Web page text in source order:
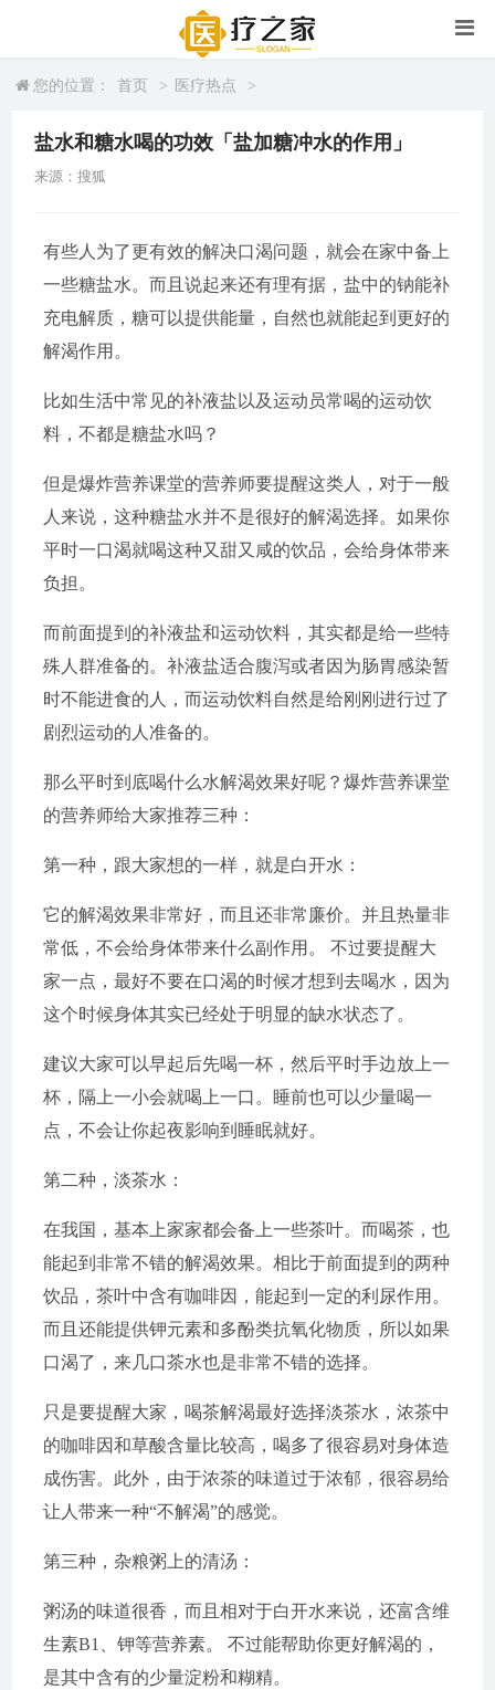
您的位置： 首页 > 医疗热点 >
盐水和糖水喝的功效「盐加糖冲水的作用」
来源：搜狐
有些人为了更有效的解决口渴问题，就会在家中备上
一些糖盐水。而且说起来还有理有据，盐中的钠能补
充电解质，糖可以提供能量，自然也就能起到更好的
解渴作用。
比如生活中常见的补液盐以及运动员常喝的运动饮
料，不都是糖盐水吗？
但是爆炸营养课堂的营养师要提醒这类人，对于一般
人来说，这种糖盐水并不是很好的解渴选择。如果你
平时一口渴就喝这种又甜又咸的饮品，会给身体带来
负担。
而前面提到的补液盐和运动饮料，其实都是给一些特
殊人群准备的。补液盐适合腹泻或者因为肠胃感染暂
时不能进食的人，而运动饮料自然是给刚刚进行过了
剧烈运动的人准备的。
那么平时到底喝什么水解渴效果好呢？爆炸营养课堂
的营养师给大家推荐三种：
第一种，跟大家想的一样，就是白开水：
它的解渴效果非常好，而且还非常廉价。并且热量非
常低，不会给身体带来什么副作用。 不过要提醒大
家一点，最好不要在口渴的时候才想到去喝水，因为
这个时候身体其实已经处于明显的缺水状态了。
建议大家可以早起后先喝一杯，然后平时手边放上一
杯，隔上一小会就喝上一口。睡前也可以少量喝一
点，不会让你起夜影响到睡眠就好。
第二种，淡茶水：
在我国，基本上家家都会备上一些茶叶。而喝茶，也
能起到非常不错的解渴效果。相比于前面提到的两种
饮品，茶叶中含有咖啡因，能起到一定的利尿作用。
而且还能提供钾元素和多酚类抗氧化物质，所以如果
口渴了，来几口茶水也是非常不错的选择。
只是要提醒大家，喝茶解渴最好选择淡茶水，浓茶中
的咖啡因和草酸含量比较高，喝多了很容易对身体造
成伤害。此外，由于浓茶的味道过于浓郁，很容易给
让人带来一种“不解渴”的感觉。
第三种，杂粮粥上的清汤：
粥汤的味道很香，而且相对于白开水来说，还富含维
生素B1、钾等营养素。 不过能帮助你更好解渴的，
是其中含有的少量淀粉和糊精。